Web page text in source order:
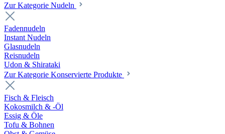
Zur Kategorie Nudeln
Fadennudeln
Instant Nudeln
Glasnudeln
Reisnudeln
Udon & Shirataki
Zur Kategorie Konservierte Produkte
Fisch & Fleisch
Kokosmilch & -Öl
Essig & Öle
Tofu & Bohnen